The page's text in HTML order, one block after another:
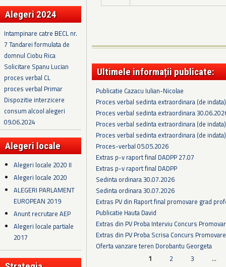
Alegeri 2024
Intampinare catre BECL nr.
7 Tandarei formulata de
domnul Ciobu Rica
Solicitare Spanu Lucian
proces verbal CL
proces verbal Primar
Dispozitie interzicere
consum alcool alegeri
09.06.2024
Alegeri locale
Alegeri locale 2020 II
Alegeri locale 2020
ALEGERI PARLAMENT
EUROPEAN 2019
Anunt recrutare AEP
Alegeri locale partiale
2017
Ultimele informații publicate:
Publicatie Cazacu Iulian-Nicolae
Proces verbal sedinta extraordinara (de
Proces verbal sedinta extraordinara
Proces verbal sedinta extraordinara (de
Proces verbal sedinta extraordinara (de
Proces-verbal 05.05.2026
Extras p-v raport final DADPP 27.07
Extras p-v raport final DADPP
Sedinta ordinara 30.07.2026
Sedinta ordinara 30.07.2026
Extras PV din Raport final promovare grad
Publicatie Hauta David
Extras din PV Proba Interviu Concurs
Extras din PV Proba Scrisa Concurs
Oferta vanzare teren Dorobantu Georgeta
1 2 3 …